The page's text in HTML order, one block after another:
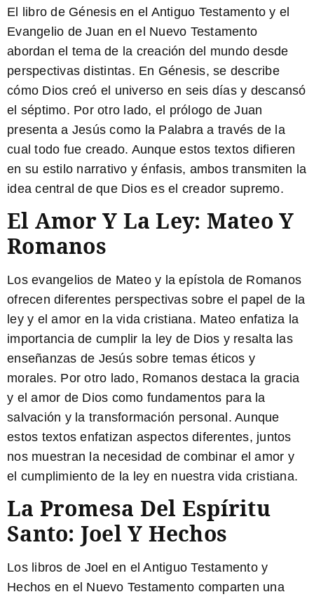
El libro de Génesis en el Antiguo Testamento y el
Evangelio de Juan en el Nuevo Testamento
abordan el tema de la creación del mundo desde
perspectivas distintas. En Génesis, se describe
cómo Dios creó el universo en seis días y descansó
el séptimo. Por otro lado, el prólogo de Juan
presenta a Jesús como la Palabra a través de la
cual todo fue creado. Aunque estos textos difieren
en su estilo narrativo y énfasis, ambos transmiten la
idea central de que Dios es el creador supremo.
El Amor Y La Ley: Mateo Y
Romanos
Los evangelios de Mateo y la epístola de Romanos
ofrecen diferentes perspectivas sobre el papel de la
ley y el amor en la vida cristiana. Mateo enfatiza la
importancia de cumplir la ley de Dios y resalta las
enseñanzas de Jesús sobre temas éticos y
morales. Por otro lado, Romanos destaca la gracia
y el amor de Dios como fundamentos para la
salvación y la transformación personal. Aunque
estos textos enfatizan aspectos diferentes, juntos
nos muestran la necesidad de combinar el amor y
el cumplimiento de la ley en nuestra vida cristiana.
La Promesa Del Espíritu
Santo: Joel Y Hechos
Los libros de Joel en el Antiguo Testamento y
Hechos en el Nuevo Testamento comparten una